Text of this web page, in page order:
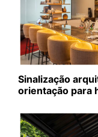
Sinalização
orientação para